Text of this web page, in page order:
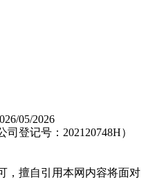
05/2026
登记号：202120748H）
，擅自引用本网内容将面对